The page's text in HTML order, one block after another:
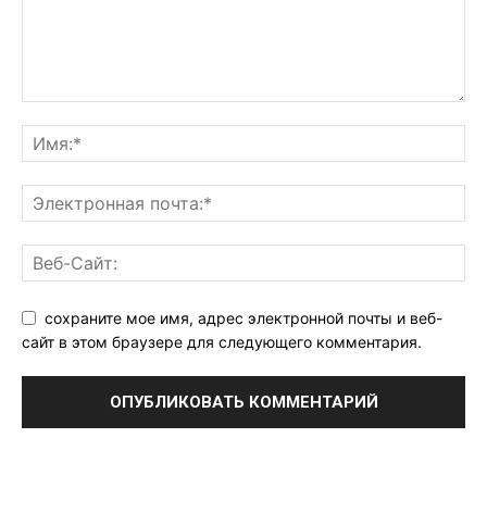
сохраните мое имя, адрес электронной почты и веб-
сайт в этом браузере для следующего комментария.